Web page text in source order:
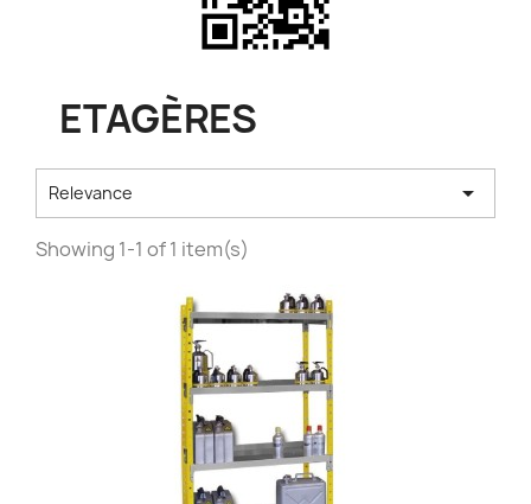
ETAGÈRES
Relevance 
Showing 1-1 of 1 item(s)